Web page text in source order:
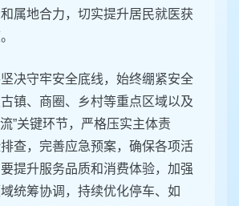
属地合力，切实提升居民就医获
决守牢安全底线，始终绷紧安全
镇、商圈、乡村等重点区域以及
流”关键环节，严格压实主体责
查，完善应急预案，确保各项活
提升服务品质和消费体验，加强
统筹协调，持续优化停车、如